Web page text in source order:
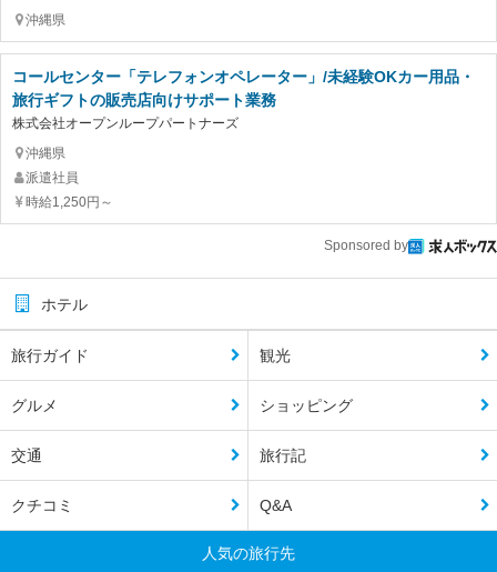
沖縄県
コールセンター「テレフォンオペレーター」/未経験OKカー用品・
旅行ギフトの販売店向けサポート業務
株式会社オープンループパートナーズ
沖縄県
派遣社員
時給1,250円～
Sponsored by
ホテル
旅行ガイド 観光
グルメ ショッピング
交通 旅行記
クチコミ Q&A
人気の旅行先